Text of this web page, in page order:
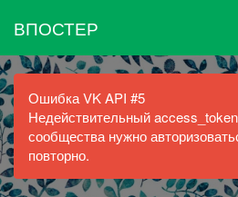
ВПОСТЕР
Ошибка VK API #5
Недействительный
сообщества нужно
повторно.